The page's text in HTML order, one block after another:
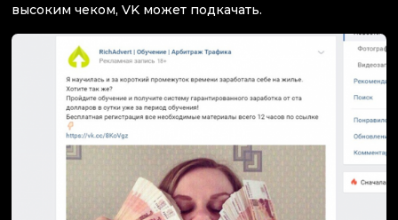
высоким чеком, VK может подкачать.